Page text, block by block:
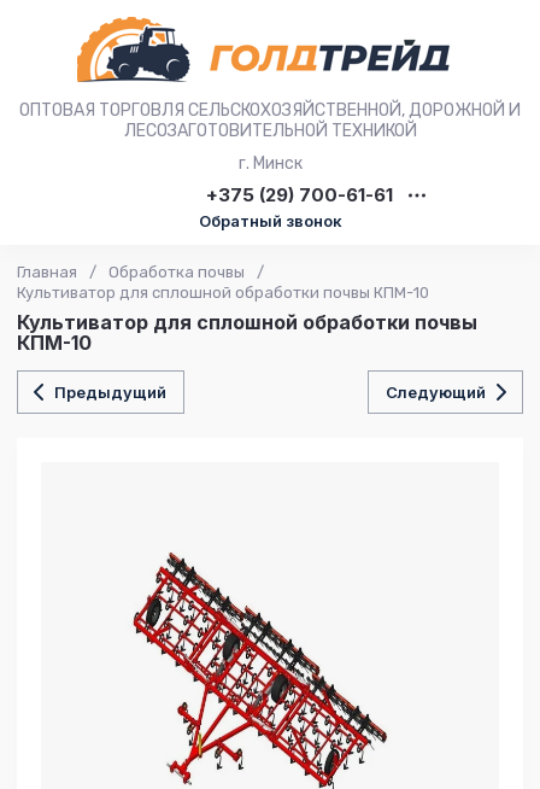
ОПТОВАЯ ТОРГОВЛЯ СЕЛЬСКОХОЗЯЙСТВЕННОЙ, ДОРОЖНОЙ И
ЛЕСОЗАГОТОВИТЕЛЬНОЙ ТЕХНИКОЙ
г. Минск
+375 (29) 700-61-61
Обратный звонок
Главная / Обработка почвы
/
Культиватор для сплошной обработки почвы КПМ-10
Культиватор для сплошной обработки почвы
КПМ-10
Предыдущий Следующий